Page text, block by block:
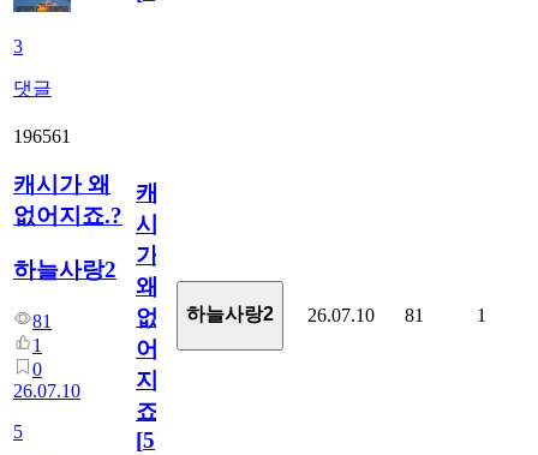
3
댓글
196561
캐시가 왜
없어지죠.?
하늘사랑2
81
1
0
26.07.10
5
캐
시
가
왜
없
어
지
죠.?
[5]
하늘사랑2 26.07.10 81 1